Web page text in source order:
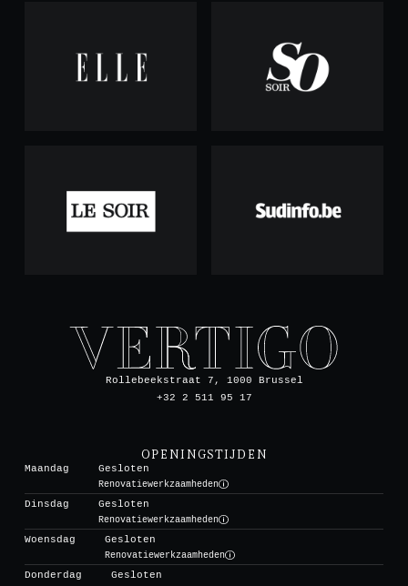
Rollebeekstraat 7, 1000 Brussel
+32 2 511 95 17
OPENINGSTIJDEN
Maandag
Gesloten
Renovatiewerkzaamheden
Dinsdag
Gesloten
Renovatiewerkzaamheden
Woensdag
Gesloten
Renovatiewerkzaamheden
Donderdag
Gesloten